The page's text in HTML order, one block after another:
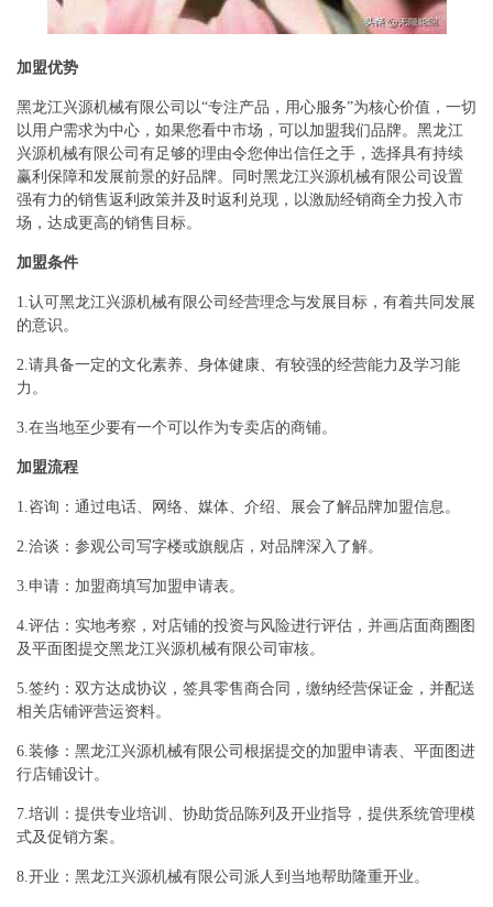
加盟优势
黑龙江兴源机械有限公司以“专注产品，用心服务”为核心价值，一切
以用户需求为中心，如果您看中市场，可以加盟我们品牌。黑龙江
兴源机械有限公司有足够的理由令您伸出信任之手，选择具有持续
赢利保障和发展前景的好品牌。同时黑龙江兴源机械有限公司设置
强有力的销售返利政策并及时返利兑现，以激励经销商全力投入市
场，达成更高的销售目标。
加盟条件
1.认可黑龙江兴源机械有限公司经营理念与发展目标，有着共同发展
的意识。
2.请具备一定的文化素养、身体健康、有较强的经营能力及学习能
力。
3.在当地至少要有一个可以作为专卖店的商铺。
加盟流程
1.咨询：通过电话、网络、媒体、介绍、展会了解品牌加盟信息。
2.洽谈：参观公司写字楼或旗舰店，对品牌深入了解。
3.申请：加盟商填写加盟申请表。
4.评估：实地考察，对店铺的投资与风险进行评估，并画店面商圈图
及平面图提交黑龙江兴源机械有限公司审核。
5.签约：双方达成协议，签具零售商合同，缴纳经营保证金，并配送
相关店铺评营运资料。
6.装修：黑龙江兴源机械有限公司根据提交的加盟申请表、平面图进
行店铺设计。
7.培训：提供专业培训、协助货品陈列及开业指导，提供系统管理模
式及促销方案。
8.开业：黑龙江兴源机械有限公司派人到当地帮助隆重开业。